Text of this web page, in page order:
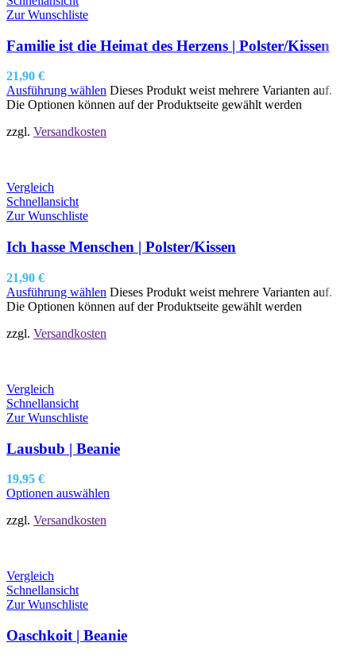
Zur Wunschliste
Familie ist die Heimat des Herzens | Polster/Kissen
21,90 €
Ausführung wählen Dieses Produkt weist mehrere Varianten auf.
Die Optionen können auf der Produktseite gewählt werden
zzgl. Versandkosten
Vergleich
Schnellansicht
Zur Wunschliste
Ich hasse Menschen | Polster/Kissen
21,90 €
Ausführung wählen Dieses Produkt weist mehrere Varianten auf.
Die Optionen können auf der Produktseite gewählt werden
zzgl. Versandkosten
Vergleich
Schnellansicht
Zur Wunschliste
Lausbub | Beanie
19,95 €
Optionen auswählen
zzgl. Versandkosten
Vergleich
Schnellansicht
Zur Wunschliste
Oaschkoit | Beanie